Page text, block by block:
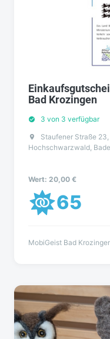
Bad Krozingen
3 von 3 verfügbar
Staufener Straße
Hochschwarzwald,
Wert: 20,00 €
65
MobiGeist Bad